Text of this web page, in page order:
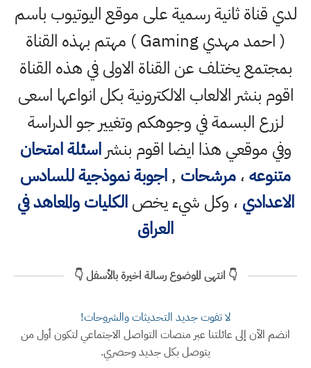
لدي قناة ثانية رسمية على موقع اليوتيوب باسم
( احمد مهدي Gaming ) مهتم بهذه القناة
بمجتمع يختلف عن القناة الاولى في هذه القناة
اقوم بنشر الالعاب الالكترونية بكل انواعها اسعى
لزرع البسمة في وجوهكم وتغيير جو الدراسة
وفي موقعي هذا ايضا اقوم بنشراسئلة امتحان
متنوعه،مرشحات ,اجوبة نموذجية للسادس
الاعدادي ، وكل شيء يخصالكليات والمعاهد في
العراق
👇 انتهى الموضوع رسالة اخيرة بالأسفل 👇
لا تفوت جديد التحديثات والشروحات!
انضم الآن إلى عائلتنا عبر منصات التواصل الاجتماعي لتكون أول من
يتوصل بكل جديد وحصري.